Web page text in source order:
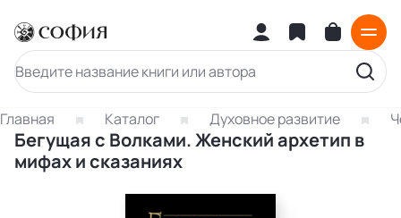
Главная Каталог Духовное развитие
Бегущая с Волками. Женский архетип в
мифах и сказаниях